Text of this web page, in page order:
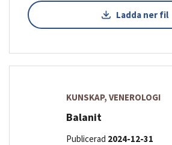
Ladda ner fil
KUNSKAP, VENEROLOGI
Balanit
Publicerad 2024-12-31